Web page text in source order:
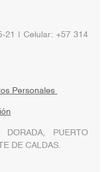
21 | Celular: +57 314
Personales
PUERTO
DE CALDAS.